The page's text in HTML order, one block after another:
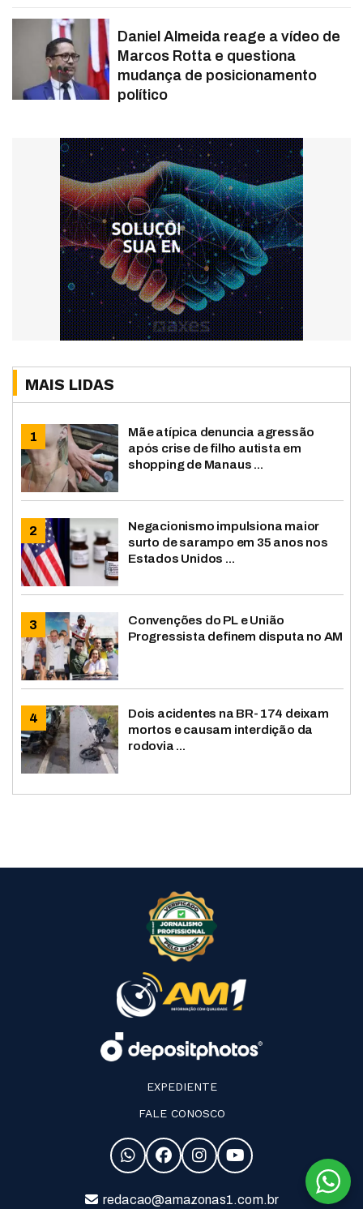
Daniel Almeida reage a vídeo de
Marcos Rotta e questiona
mudança de posicionamento
político
MAIS LIDAS
Mãe atípica denuncia agressão
após crise de filho autista em
shopping de Manaus ...
Negacionismo impulsiona maior
surto de sarampo em 35 anos nos
Estados Unidos ...
Convenções do PL e União
Progressista definem disputa no AM
Dois acidentes na BR-174 deixam
mortos e causam interdição da
rodovia ...
EXPEDIENTE
FALE CONOSCO
redacao@amazonas1.com.br